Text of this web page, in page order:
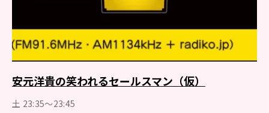
安元洋貴の笑われるセールスマン（仮）
土 23:35～23:45